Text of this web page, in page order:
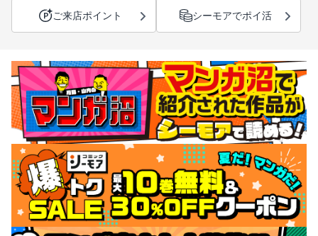
ご来店ポイント シーモアでポイ活